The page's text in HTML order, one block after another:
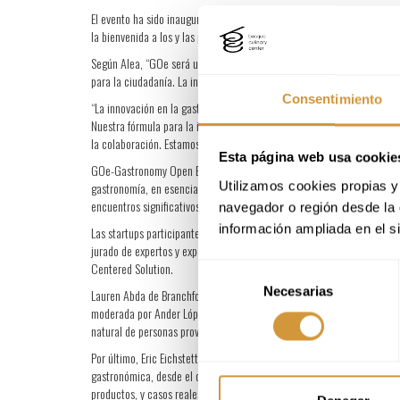
Consentimiento
Esta página web usa
Utilizamos cookies propias
navegador o región desde
información ampliada en el
de
consentimiento
Necesarias
El evento ha sido inaugurado por Asier Alea, responsable de
la bienvenida a los y las participantes y han destacado la
Según Alea, “GOe será un espacio diseñado para conectar a las
para la ciudadanía. La innovación realmente ocurre cuando la gente
“La innovación en la gastronomía es un campo que pocos han
Nuestra fórmula para la innovación es sencilla: ideas, capital y
la colaboración. Estamos aquí para apoyar esta misión innovadora”
GOe-Gastronomy Open Ecosystem es un espacio abierto a la
gastronomía, en esencia, trata de conexiones—y GOe también. Lo
encuentros significativos. Incluso la arquitectura del edificio refleja
Las startups participantes –High Time Foods, Harmony Baby
jurado de expertos y expertas compuesto por Asier Alea, director de
Centered Solution.
Lauren Abda de Branchfood, Megan Elias de Boston University,
moderada por Ander López de GOe-Gastronomy Open Ecosystem.
natural de personas provenientes de diversas industrias y lugares.
Por último, Eric Eichstetter del centro tecnológico GOe Tech Center
gastronómica, desde el desarrollo de nuevos sabores hasta la
productos, y casos reales como los de Starbucks, NotCo o Eneko